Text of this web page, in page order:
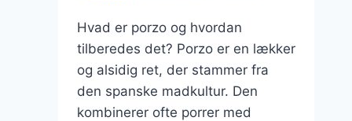
Hvad er porzo og hvordan
tilberedes det? Porzo er en lækker
og alsidig ret, der stammer fra
den spanske madkultur. Den
kombinerer ofte porrer med